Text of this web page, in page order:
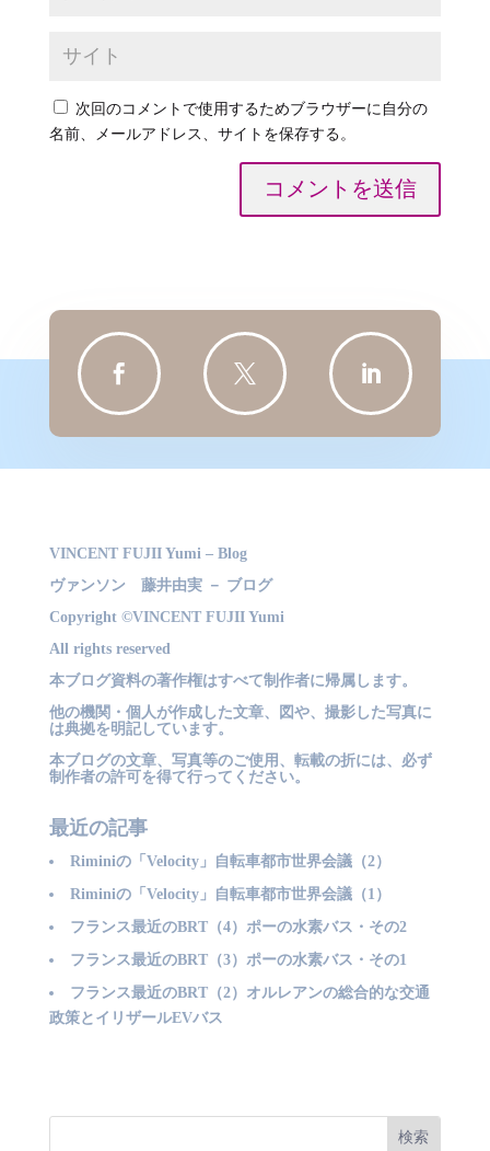
次回のコメントで使用するためブラウザーに自分の
名前、メールアドレス、サイトを保存する。
コメントを送信
  
VINCENT FUJII Yumi – Blog
ヴァンソン 藤井由実 － ブログ
Copyright ©VINCENT FUJII Yumi
All rights reserved
本ブログ資料の著作権はすべて制作者に帰属します。
他の機関・個人が作成した文章、図や、撮影した写真に
は典拠を明記しています。
本ブログの文章、写真等のご使用、転載の折には、必ず
制作者の許可を得て行ってください。
最近の記事
Riminiの「Velocity」自転車都市世界会議（2）
Riminiの「Velocity」自転車都市世界会議（1）
フランス最近のBRT（4）ポーの水素バス・その2
フランス最近のBRT（3）ポーの水素バス・その1
フランス最近のBRT（2）オルレアンの総合的な交通
政策とイリザールEVバス